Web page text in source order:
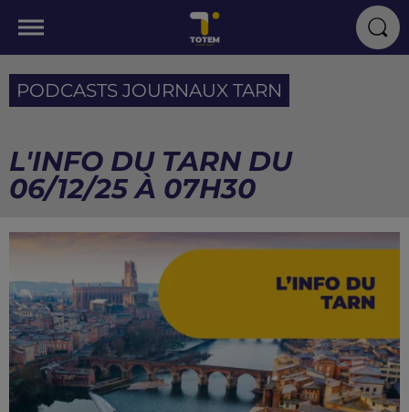
PODCASTS JOURNAUX TARN
L'INFO DU TARN DU
06/12/25 À 07H30